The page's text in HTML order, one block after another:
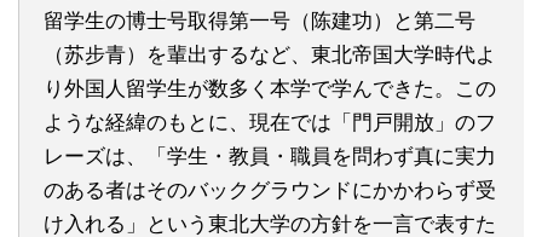
留学生の博士号取得第一号（陈建功）と第二号
（苏步青）を輩出するなど、東北帝国大学時代よ
り外国人留学生が数多く本学で学んできた。この
ような経緯のもとに、現在では「門戸開放」のフ
レーズは、「学生・教員・職員を問わず真に実力
のある者はそのバックグラウンドにかかわらず受
け入れる」という東北大学の方針を一言で表すた